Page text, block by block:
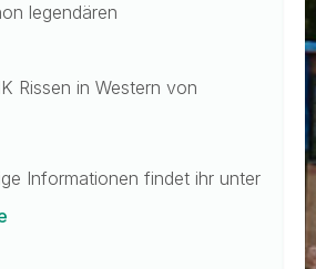
legendären
Rissen in Western von
Informationen findet ihr unter